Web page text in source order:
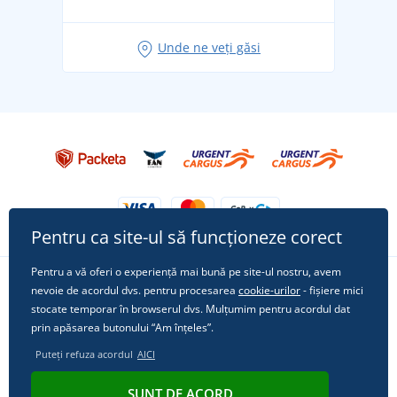
pentru vacanță fără griji
Tricoul preferat City în rol principal: ținute pentru
Unde ne veți găsi
Urmărește-ne pe rețelele sociale
© 2011 - 2026, Dual Trade s.r.o. | Din punct de vedere tehnic oferă
Pentru ca site-ul să funcționeze corect
Pentru a vă oferi o experiență mai bună pe site-ul nostru, avem
nevoie de acordul dvs. pentru procesarea cookie-urilor- fișiere mici
stocate temporar în browserul dvs. Mulțumim pentru acordul dat
prin apăsarea butonului “Am înțeles”.
Puteți refuza acordul AICI
SUNT DE ACORD